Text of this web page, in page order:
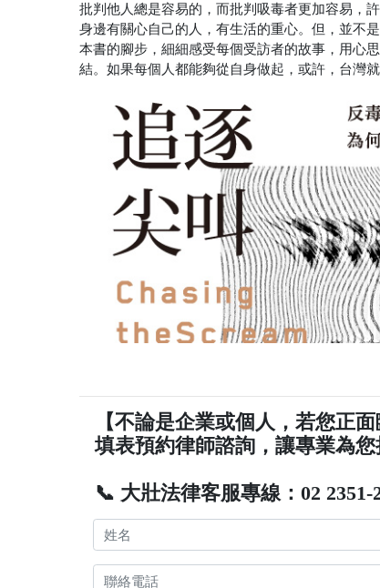
批判他人總是容易的，而批判吸毒者更加容易，
身邊有關心自己的人，有生活的重心。但，並不
本書的腳步，細細感受每個受訪者的故事，用心
結。如果每個人都能夠從自身做起，或許，台灣
【不論是企業或個人，若您正
填表預約律師諮詢，讓專業為您
📞 大壯法律客服專線：02 2351-